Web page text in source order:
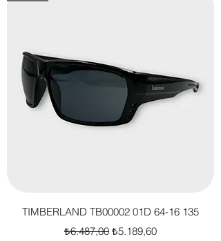
TIMBERLAND TB00002 01D 64-16 135
Normal Fiyat
₺6.487,00 İndirimli Fiyat
₺5.189,60